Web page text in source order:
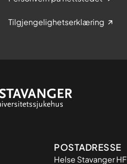
Tilgjengelighetserklæring
Adresse
POSTADRESSE
Helse Stavanger HF